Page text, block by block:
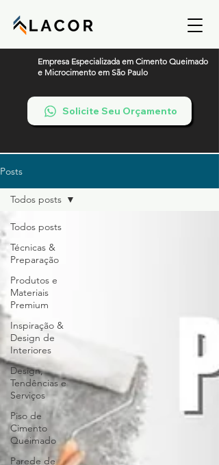
Empresa Especializada em Cimento Queimado
e Microcimento em São Paulo
Solicite Seu Orçamento
Posts
Todos posts
Técnicas &
Preparação
Produtos e
Materiais
Premium
Inspiração &
Design de
Interiores
Design,
Tendências e
Serviços
Piso de
Cimento
Queimado
Parede de
Todos posts